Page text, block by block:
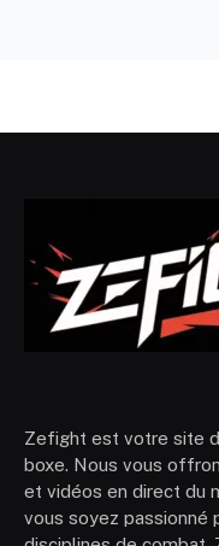
Zefight est votre site
boxe. Nous vous
et vidéos en direct du
vous soyez passionné